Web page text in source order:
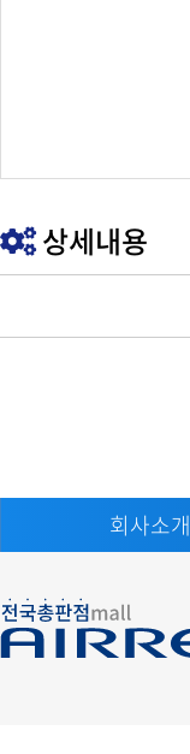
상세내용
회사소개